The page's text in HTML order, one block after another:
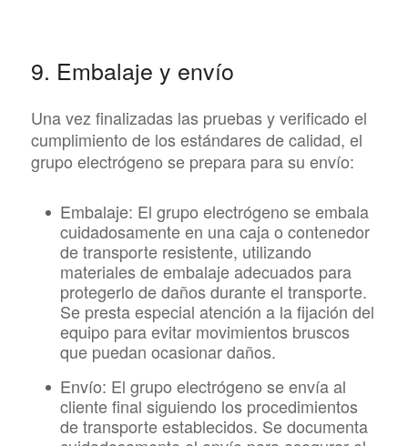
9. Embalaje y envío
Una vez finalizadas las pruebas y verificado el
cumplimiento de los estándares de calidad, el
grupo electrógeno se prepara para su envío:
Embalaje: El grupo electrógeno se embala
cuidadosamente en una caja o contenedor
de transporte resistente, utilizando
materiales de embalaje adecuados para
protegerlo de daños durante el transporte.
Se presta especial atención a la fijación del
equipo para evitar movimientos bruscos
que puedan ocasionar daños.
Envío: El grupo electrógeno se envía al
cliente final siguiendo los procedimientos
de transporte establecidos. Se documenta